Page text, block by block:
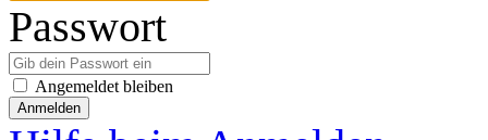
Passwort
Angemeldet bleiben
Anmelden